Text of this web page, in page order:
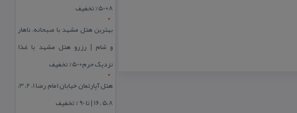
8+50% تخفیف
بهترین هتل مشهد با صبحانه، ناهار
و شام | رزرو هتل مشهد با غذا
نزدیک حرم+50% تخفیف
هتل آپارتمان خیابان امام رضا 1، 2، 3،
5،8 ،16 | تا 90 % تخفیف